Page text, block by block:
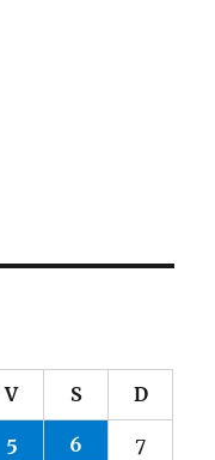
V S D
5 6 7